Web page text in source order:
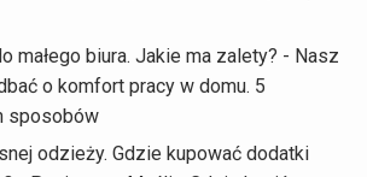
małego biura. Jakie ma zalety? - Nasz
o komfort pracy w domu. 5
sposobów
odzieży. Gdzie kupować dodatki